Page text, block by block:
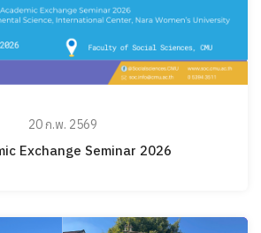
20 ก.พ. 2569
Exchange Seminar 2026